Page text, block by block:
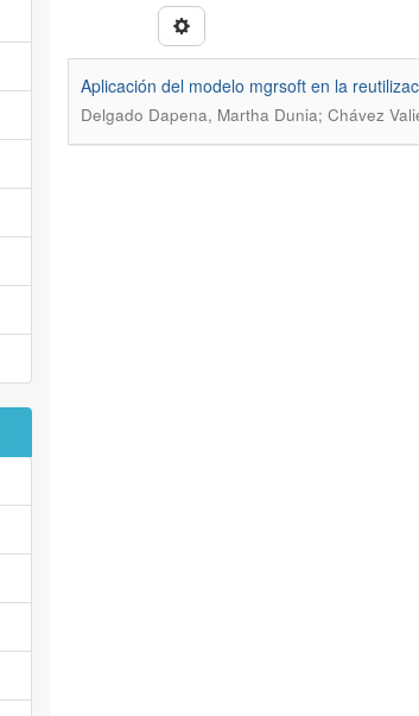
Aplicación del modelo mgrsoft en la
Delgado Dapena, Martha Dunia; Chávez